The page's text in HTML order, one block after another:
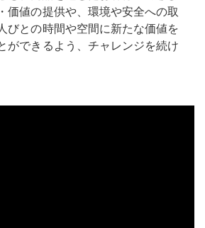
価値の提供や、環境や安全への取
びとの時間や空間に新たな価値を
ができるよう、チャレンジを続け